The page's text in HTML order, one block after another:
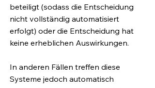
beteiligt (sodass die Entscheidung
nicht vollständig automatisiert
erfolgt) oder die Entscheidung hat
keine erheblichen Auswirkungen.
In anderen Fällen treffen diese
Systeme jedoch automatisch